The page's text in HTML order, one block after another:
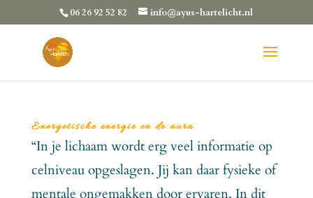
06 26 92 52 82 info@ayus-hartelicht.nl
Energetische energie en de aura
“In je lichaam wordt erg veel informatie op
celniveau opgeslagen. Jij kan daar fysieke of
mentale ongemakken door ervaren. In dit